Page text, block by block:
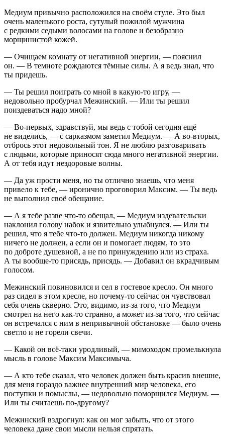
Медиум привычно расположился на своём стуле. Это был
очень маленького роста, сутулый пожилой мужчина
с редкими седыми волосами на голове и безобразно
морщинистой кожей.
— Очищаем комнату от негативной энергии, — пояснил
он. — В темноте рождаются тёмные силы. А я ведь знал, что
ты придешь.
— Ты решил поиграть со мной в какую-то игру, —
недовольно пробурчал Межинский. — Или ты решил
поиздеваться надо мной?
— Во-первых, здравствуй, мы ведь с тобой сегодня ещё
не виделись, — с сарказмом заметил Медиум. — А во-вторых,
отбрось этот недовольный тон. Я не люблю разговаривать
с людьми, которые приносят сюда много негативной энергии.
А от тебя идут нездоровые волны.
— Да уж прости меня, но ты отлично знаешь, что меня
привело к тебе, — иронично проговорил Максим. — Ты ведь
не выполнил своё обещание.
— А я тебе разве что-то обещал, — Медиум издевательски
наклонил голову набок и язвительно улыбнулся. — Или ты
решил, что я тебе что-то должен. Медиум никогда никому
ничего не должен, а если он и помогает людям, то это
по доброте душевной, а не по принуждению или из страха.
А ты вообще-то присядь, присядь. — Добавил он вкрадчивым
голосом.
Межинский повиновился и сел в гостевое кресло. Он много
раз сидел в этом кресле, но почему-то сейчас он чувствовал
себя очень скверно. Это, видимо, из-за того, что Медиум
смотрел на него как-то странно, а может из-за того, что сейчас
он встречался с ним в непривычной обстановке — было очень
светло и не горели свечи.
— Какой он всё-таки уродливый, — мимоходом промелькнула
мысль в голове Максим Максимыча.
— А кто тебе сказал, что человек должен быть красив внешне,
для меня гораздо важнее внутренний мир человека, его
поступки и помыслы, — недовольно поморщился Медиум. —
Или ты считаешь по-другому?
Межинский вздрогнул: как он мог забыть, что от этого
человека даже свои мысли нельзя спрятать.